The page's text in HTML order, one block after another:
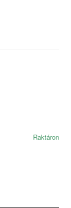
Raktáron